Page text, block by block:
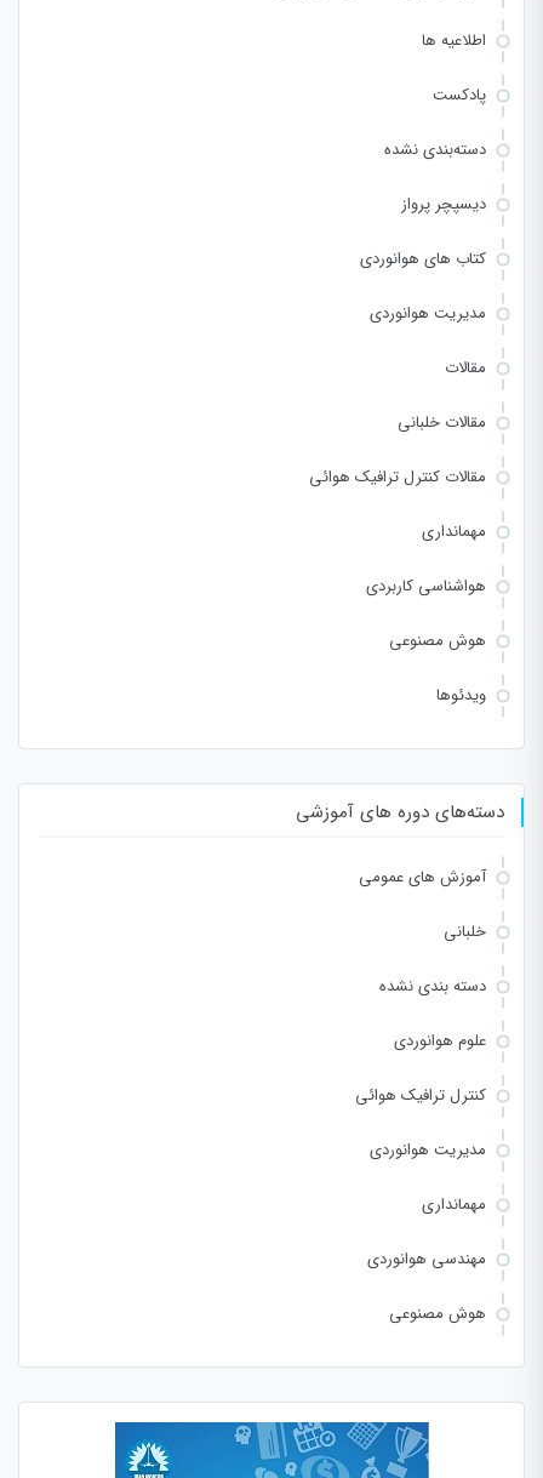
اطلاعیه ها
پادکست
دسته‌بندی نشده
دیسپچر پرواز
کتاب های هوانوردی
مدیریت هوانوردی
مقالات
مقالات خلبانی
مقالات کنترل ترافیک هوائی
مهمانداری
هواشناسی کاربردی
هوش مصنوعی
ویدئوها
دسته‌های دوره های آموزشی
آموزش های عمومی
خلبانی
دسته بندی نشده
علوم هوانوردی
کنترل ترافیک هوائی
مدیریت هوانوردی
مهمانداری
مهندسی هوانوردی
هوش مصنوعی